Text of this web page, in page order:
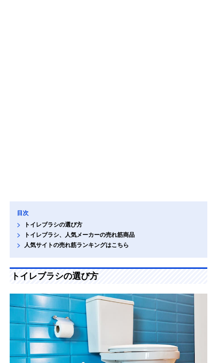
目次
トイレブラシの選び方
トイレブラシ、人気メーカーの売れ筋商品
人気サイトの売れ筋ランキングはこちら
トイレブラシの選び方